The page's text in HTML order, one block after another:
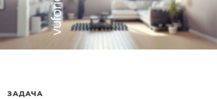
ЗАДАЧА